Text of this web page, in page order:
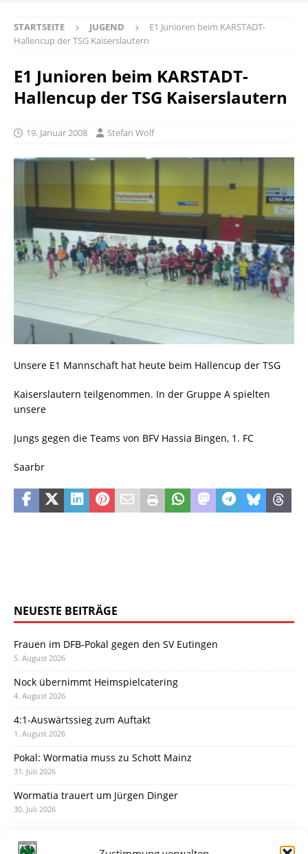
STARTSEITE JUGEND
E1 Junioren beim KARSTADT-
Hallencup der TSG Kaiserslautern
E1 Junioren beim KARSTADT-
Hallencup der TSG Kaiserslautern
19. Januar 2008 Stefan Wolf
Unsere E1 Mannschaft hat heute beim Hallencup der TSG
Kaiserslautern teilgenommen. In der Gruppe A spielten
unsere
Jungs gegen die Teams von BFV Hassia Bingen, 1. FC
Saarbr
NEUESTE BEITRÄGE
Frauen im DFB-Pokal gegen den SV Eutingen
5. August 2026
Nock übernimmt Heimspielcatering
4. August 2026
4:1-Auswärtssieg zum Auftakt
1. August 2026
Pokal: Wormatia muss zu Schott Mainz
31. Juli 2026
Wormatia trauert um Jürgen Dinger
30. Juli 2026
28. Juli 2026